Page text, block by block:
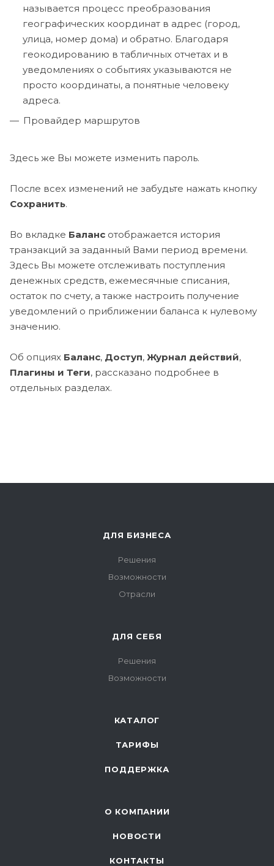
называется процесс преобразования
географических координат в адрес (город,
улица, номер дома) и обратно. Благодаря
геокодированию в табличных отчетах и в
уведомлениях о событиях указываются не
просто координаты, а понятные человеку
адреса.
Провайдер маршрутов
Здесь же Вы можете изменить пароль.
После всех изменений не забудьте нажать кнопку
Сохранить.
Во вкладке Баланс отображается история
транзакций за заданный Вами период времени.
Здесь Вы можете отслеживать поступления
денежных средств, ежемесячные списания,
остаток по счету, а также настроить получение
уведомлений о приближении баланса к нулевому
значению.
Об опциях Баланс, Доступ, Журнал действий,
Плагины и Теги, рассказано подробнее в
отдельных разделах.
ДЛЯ БИЗНЕСА
Решения
Возможности
Отрасли
ДЛЯ СЕБЯ
Решения
Возможности
КАТАЛОГ
ТАРИФЫ
ПОДДЕРЖКА
О КОМПАНИИ
НОВОСТИ
КОНТАКТЫ